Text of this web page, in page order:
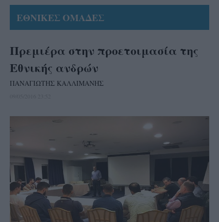
ΕΘΝΙΚΕΣ ΟΜΑΔΕΣ
Πρεμιέρα στην προετοιμασία της
Εθνικής ανδρών
ΠΑΝΑΓΙΩΤΗΣ ΚΑΛΛΙΜΑΝΗΣ